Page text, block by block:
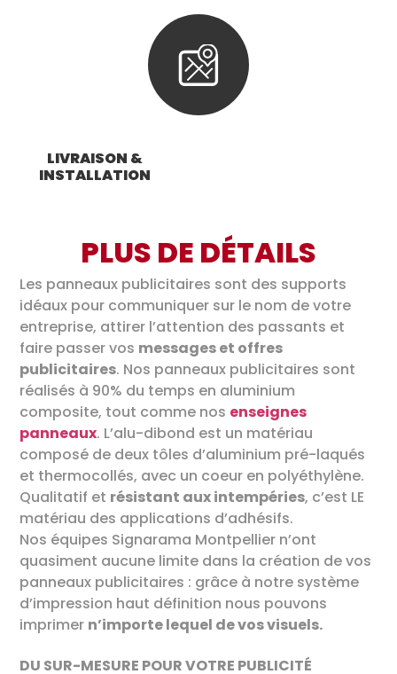
LIVRAISON &
INSTALLATION
PLUS DE DÉTAILS
Les panneaux publicitaires sont des supports
idéaux pour communiquer sur le nom de votre
entreprise, attirer l’attention des passants et
faire passer vos messages et offres
publicitaires. Nos panneaux publicitaires sont
réalisés à 90% du temps en aluminium
composite, tout comme nos enseignes
panneaux. L’alu-dibond est un matériau
composé de deux tôles d’aluminium pré-laqués
et thermocollés, avec un coeur en polyéthylène.
Qualitatif et résistant aux intempéries, c’est LE
matériau des applications d’adhésifs.
Nos équipes Signarama Montpellier n’ont
quasiment aucune limite dans la création de vos
panneaux publicitaires : grâce à notre système
d’impression haut définition nous pouvons
imprimer n’importe lequel de vos visuels.
DU SUR-MESURE POUR VOTRE PUBLICITÉ